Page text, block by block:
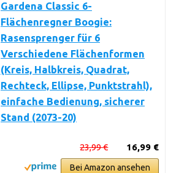
Gardena Classic 6-
Flächenregner Boogie:
Rasensprenger für 6
Verschiedene Flächenformen
(Kreis, Halbkreis, Quadrat,
Rechteck, Ellipse, Punktstrahl),
einfache Bedienung, sicherer
Stand (2073-20)
16,99 €
23,99 €
Bei Amazon ansehen